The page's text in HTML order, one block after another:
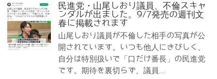
民進党・山尾しおり議員、不倫スキャ
ンダルが出ました。9/7発売の週刊文
春に掲載されます
山尾しおり議員が不倫した相手の写真が公
開されています。いつも他人にきびしく、
自分は特別扱いで「口だけ番長」の民進党
です。期待を裏切らず、議員...